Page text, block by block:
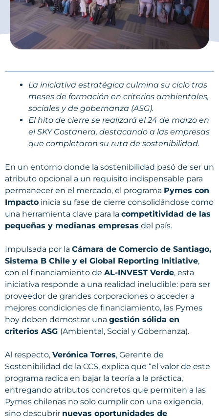
La iniciativa estratégica culmina su ciclo tras
meses de formación en criterios ambientales,
sociales y de gobernanza (ASG).
El hito de cierre se realizará el 24 de marzo en
el SKY Costanera, destacando a las empresas
que completaron su ruta de sostenibilidad.
En un entorno donde la sostenibilidad pasó de ser un
atributo opcional a un requisito indispensable para
permanecer en el mercado, el programa Pymes con
Impacto inicia su fase de cierre consolidándose como
una herramienta clave para la competitividad de las
pequeñas y medianas empresas del país.
Impulsada por la Cámara de Comercio de Santiago,
Sistema B Chile y el Global Reporting Initiative,
con el financiamiento de AL-INVEST Verde, esta
iniciativa responde a una realidad ineludible: para ser
proveedor de grandes corporaciones o acceder a
mejores condiciones de financiamiento, las Pymes
hoy deben demostrar una gestión sólida en
criterios ASG (Ambiental, Social y Gobernanza).
Al respecto, Verónica Torres, Gerente de
Sostenibilidad de la CCS, explica que “el valor de este
programa radica en bajar la teoría a la práctica,
entregando atributos concretos que permiten a las
Pymes chilenas no solo cumplir con una exigencia,
sino descubrir nuevas oportunidades de